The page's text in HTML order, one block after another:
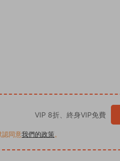
VIP 8折、終身VIP免費
認同意我們的政策。